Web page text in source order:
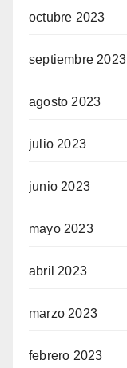
octubre 2023
septiembre 2023
agosto 2023
julio 2023
junio 2023
mayo 2023
abril 2023
marzo 2023
febrero 2023